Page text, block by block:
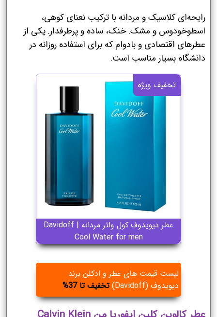
رایحه‌ای کلاسیک و مردانه با ترکیب نعنای کوهی،
اسطوخودوس و مشک. خنک، ساده و پرطرفدار. یکی از
عطرهای اقتصادی و بادوام که برای استفاده روزانه در
دانشگاه بسیار مناسب است.
تخفیف ویژه
عطر دیویدوف کول واتر مردانه | Davidoff
Cool Water for men
لیست قیمت های عطر و ادکلن برند
دیویدوف (Davidoff)
تخفیف تا 37%